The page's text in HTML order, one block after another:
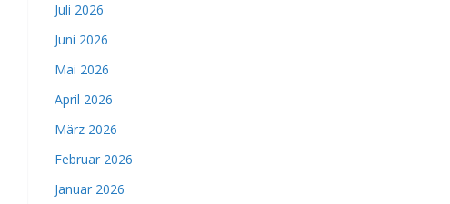
Juli 2026
Juni 2026
Mai 2026
April 2026
März 2026
Februar 2026
Januar 2026